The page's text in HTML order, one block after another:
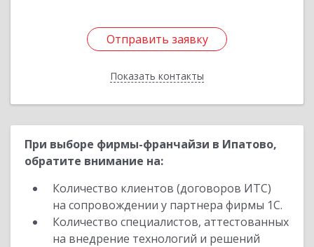
Отправить заявку
Показать контакты
Отправить заявку
Назад
При выборе фирмы-франчайзи в Ипатово,
обратите внимание на:
Количество клиентов (договоров ИТС)
на сопровождении у партнера фирмы 1С.
Количество специалистов, аттестованных
на внедрение технологий и решений